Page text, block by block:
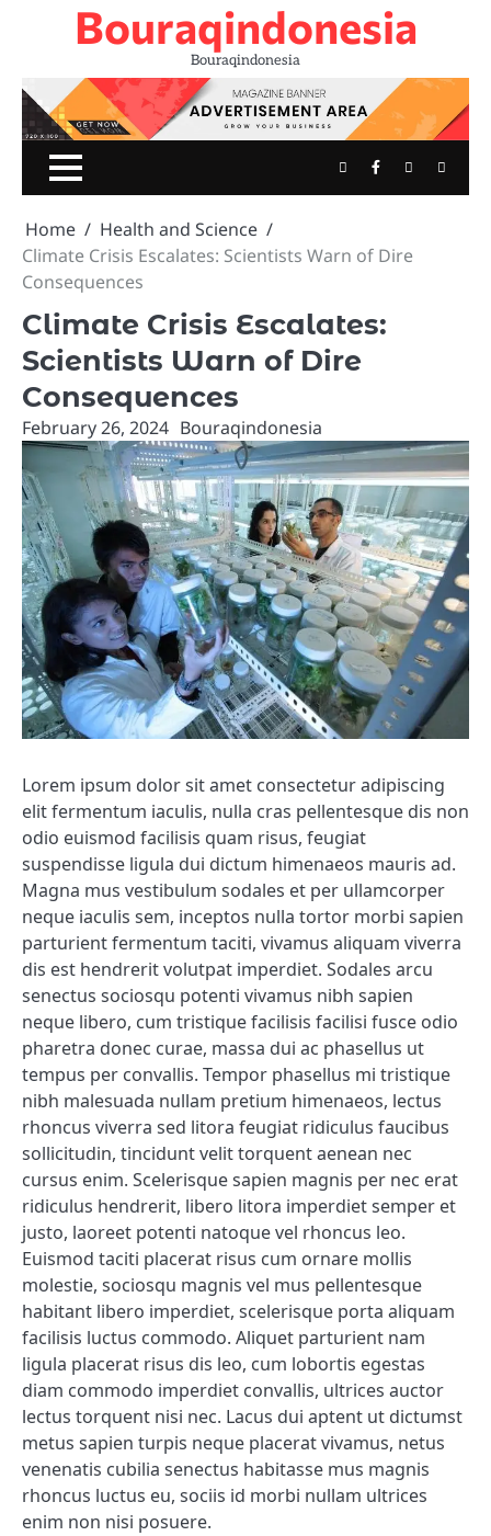
Bouraqindonesia
Bouraqindonesia
TwitterFacebook
Youtube
Home
Health and Science
Climate Crisis Escalates: Scientists Warn of Dire
Consequences
Climate Crisis Escalates:
Scientists Warn of Dire
Consequences
February 26, 2024 Bouraqindonesia
Lorem ipsum dolor sit amet consectetur adipiscing
elit fermentum iaculis, nulla cras pellentesque dis non
odio euismod facilisis quam risus, feugiat
suspendisse ligula dui dictum himenaeos mauris ad.
Magna mus vestibulum sodales et per ullamcorper
neque iaculis sem, inceptos nulla tortor morbi sapien
parturient fermentum taciti, vivamus aliquam viverra
dis est hendrerit volutpat imperdiet. Sodales arcu
senectus sociosqu potenti vivamus nibh sapien
neque libero, cum tristique facilisis facilisi fusce odio
pharetra donec curae, massa dui ac phasellus ut
tempus per convallis. Tempor phasellus mi tristique
nibh malesuada nullam pretium himenaeos, lectus
rhoncus viverra sed litora feugiat ridiculus faucibus
sollicitudin, tincidunt velit torquent aenean nec
cursus enim. Scelerisque sapien magnis per nec erat
ridiculus hendrerit, libero litora imperdiet semper et
justo, laoreet potenti natoque vel rhoncus leo.
Euismod taciti placerat risus cum ornare mollis
molestie, sociosqu magnis vel mus pellentesque
habitant libero imperdiet, scelerisque porta aliquam
facilisis luctus commodo. Aliquet parturient nam
ligula placerat risus dis leo, cum lobortis egestas
diam commodo imperdiet convallis, ultrices auctor
lectus torquent nisi nec. Lacus dui aptent ut dictumst
metus sapien turpis neque placerat vivamus, netus
venenatis cubilia senectus habitasse mus magnis
rhoncus luctus eu, sociis id morbi nullam ultrices
enim non nisi posuere.